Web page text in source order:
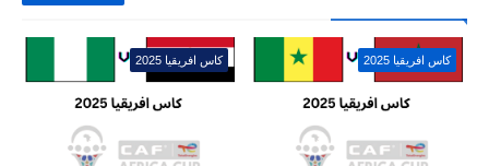
كاس افريقيا 2025 كاس افريقيا 2025